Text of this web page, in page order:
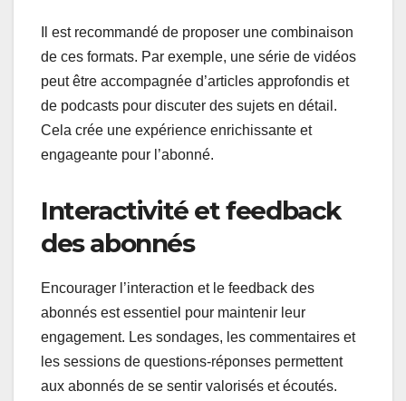
Il est recommandé de proposer une combinaison
de ces formats. Par exemple, une série de vidéos
peut être accompagnée d’articles approfondis et
de podcasts pour discuter des sujets en détail.
Cela crée une expérience enrichissante et
engageante pour l’abonné.
Interactivité et feedback
des abonnés
Encourager l’interaction et le feedback des
abonnés est essentiel pour maintenir leur
engagement. Les sondages, les commentaires et
les sessions de questions-réponses permettent
aux abonnés de se sentir valorisés et écoutés.